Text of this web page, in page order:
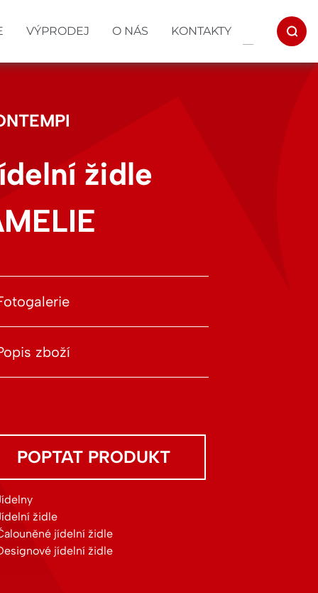
VÝPRODEJ O NÁS KONTAKTY
židle
zboží
POPTAT PRODUKT
židle
jídelní židle
jídelní židle